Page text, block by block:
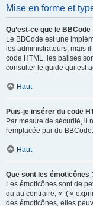
Mise en forme et
Qu’est-ce que le BBCode
Le BBCode est une
les administrateurs, mais
code HTML, les balises
consulter le guide qui est
Haut
Puis-je insérer du code
Par mesure de sécurité, il
remplacée par du BBCode.
Haut
Que sont les émoticônes
Les émoticônes sont de
qu’au contraire, « :( »
des émoticônes, elles